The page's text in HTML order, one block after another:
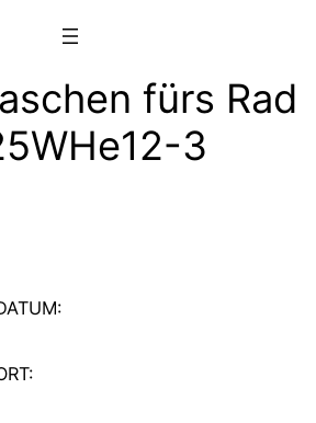
fürs Rad
3